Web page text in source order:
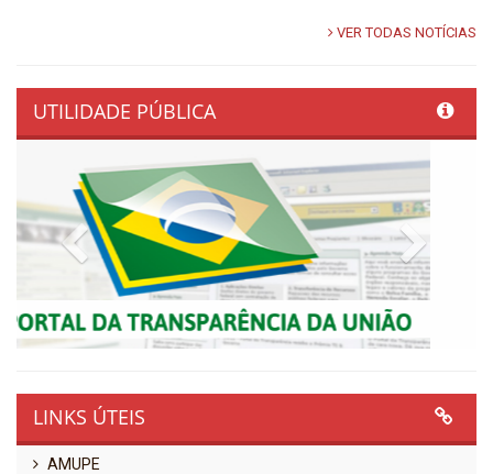
VER TODAS NOTÍCIAS
UTILIDADE PÚBLICA
Previous
LINKS ÚTEIS
AMUPE